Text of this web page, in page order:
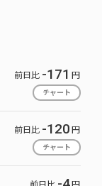
前日比 -171 円
チャート
前日比 -120円
チャート
前日比 円